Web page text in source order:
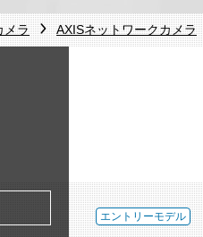
メラ AXISネットワークカメラ
エントリーモデル